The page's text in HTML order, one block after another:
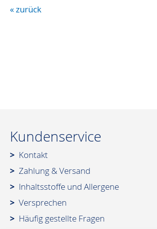
« zurück
Kundenservice
Kontakt
Zahlung & Versand
Inhaltsstoffe und Allergene
Versprechen
Häufig gestellte Fragen